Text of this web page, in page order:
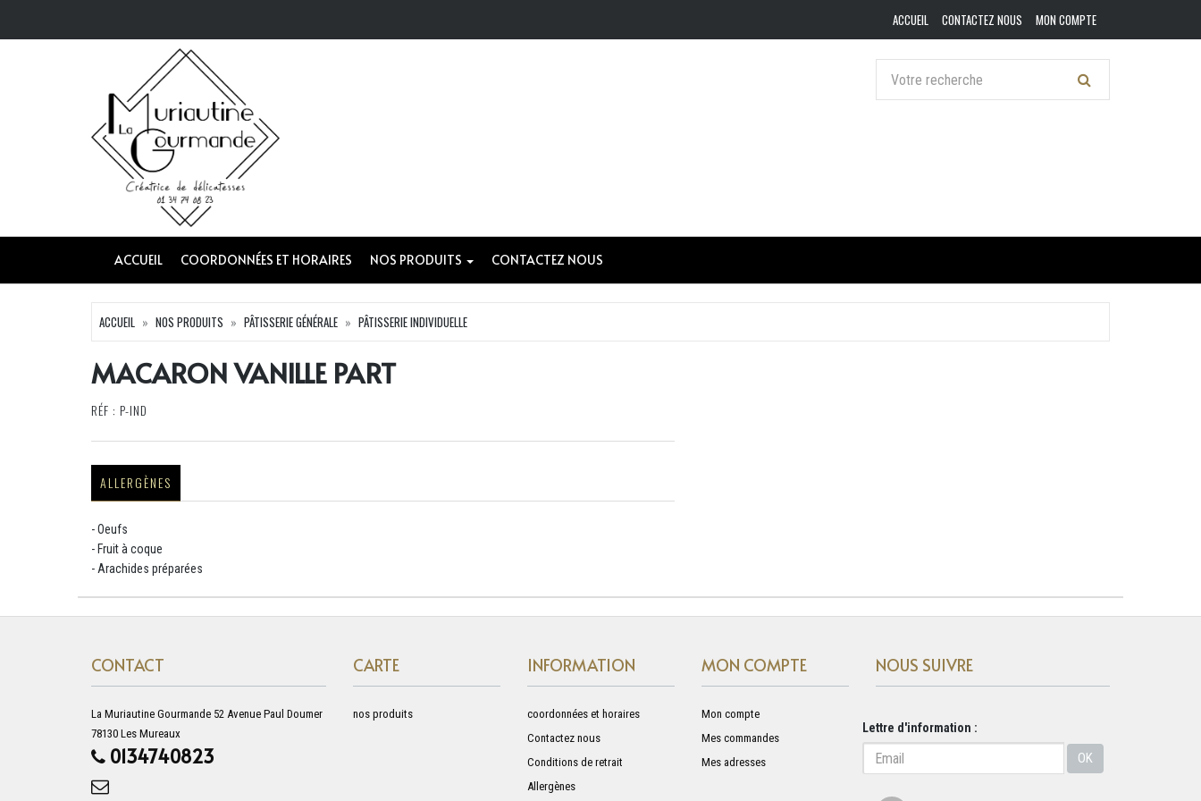
ACCUEIL CONTACTEZ NOUS MON COMPTE
ACCUEIL COORDONNÉES ET HORAIRES NOS PRODUITS CONTACTEZ NOUS
ACCUEIL NOS PRODUITS PÂTISSERIE GÉNÉRALE PÂTISSERIE INDIVIDUELLE
MACARON VANILLE PART
RÉF : P-IND
ALLERGÈNES
- Oeufs
- Fruit à coque
- Arachides préparées
CONTACT
La Muriautine Gourmande 52 Avenue Paul Doumer
78130 Les Mureaux
0134740823
CARTE
nos produits
INFORMATION
coordonnées et horaires
Contactez nous
Conditions de retrait
Allergènes
MON COMPTE
Mon compte
Mes commandes
Mes adresses
NOUS SUIVRE
Lettre d'information :
OK